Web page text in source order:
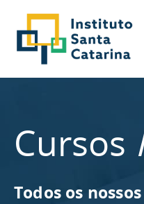
Cursos
Todos os